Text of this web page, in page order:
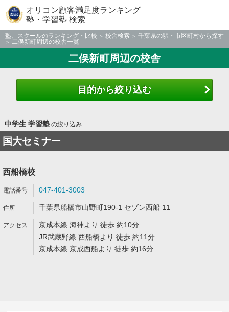
オリコン顧客満足度ランキング
塾・学習塾 検索
塾、スクールのランキング・比較 校舎検索
千葉県の駅・市区町村から探す
二俣新町周辺の校舎一覧
二俣新町周辺の校舎
目的から絞り込む
中学生 学習塾の絞り込み
国大セミナー
西船橋校
047-401-3003
千葉県船橋市山野町190-1 セゾン西船 11
京成本線 海神より 徒歩 約10分
JR武蔵野線 西船橋より 徒歩 約11分
京成本線 京成西船より 徒歩 約16分